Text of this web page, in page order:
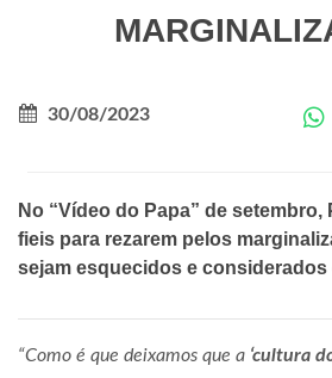
30/08/2023
No “Vídeo do Papa” de
fieis para rezarem pelos
sejam esquecidos e
“Como é que deixamos que a ‘cultura